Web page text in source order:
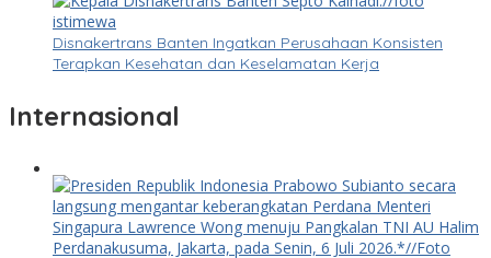
Disnakertrans Banten Ingatkan Perusahaan Konsisten
Terapkan Kesehatan dan Keselamatan Kerja
Internasional